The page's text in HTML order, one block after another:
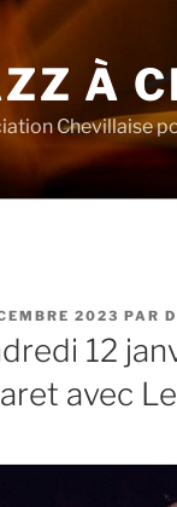
À
Chevillaise
2023 PAR
12
avec